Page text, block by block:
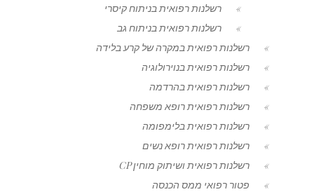
רשלנות רפואית בניתוח קיסרי
רשלנות רפואית בניתוח גב
רשלנות רפואית במקרה של קרע בלידה
רשלנות רפואית בנוירולוגיה
רשלנות רפואית בהרדמה
רשלנות רפואית רופא משפחה
רשלנות רפואית בלימפומה
רשלנות רפואית רופא נשים
רשלנות רפואית ושיתוק מוחין CP
פטור רפואי ממס הכנסה